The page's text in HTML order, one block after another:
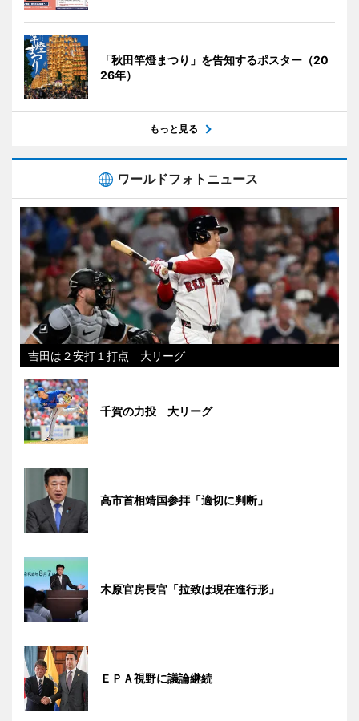
「秋田竿燈まつり」を告知するポスター（20
26年）
もっと見る
ワールドフォトニュース
吉田は２安打１打点 大リーグ
千賀の力投 大リーグ
高市首相靖国参拝「適切に判断」
木原官房長官「拉致は現在進行形」
ＥＰＡ視野に議論継続